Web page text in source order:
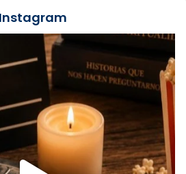
comp
Vatican
es/iglesia/news/2026-
depresion-papa-viaje-
Instagram